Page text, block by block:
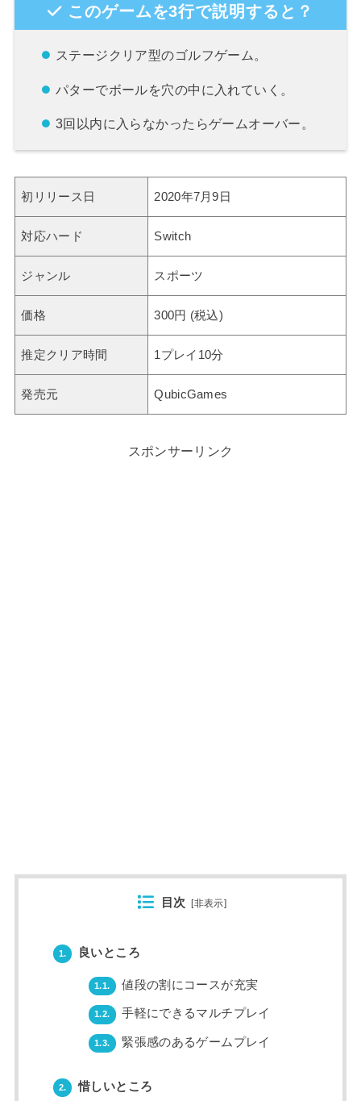
このゲームを3行で説明すると？
ステージクリア型のゴルフゲーム。
パターでボールを穴の中に入れていく。
3回以内に入らなかったらゲームオーバー。
初リリース日 2020年7月9日
対応ハード Switch
ジャンル スポーツ
価格 300円 (税込)
推定クリア時間 1プレイ10分
発売元 QubicGames
スポンサーリンク
目次 [非表示]
1. 良いところ
1.1. 値段の割にコースが充実
1.2. 手軽にできるマルチプレイ
1.3. 緊張感のあるゲームプレイ
2. 惜しいところ